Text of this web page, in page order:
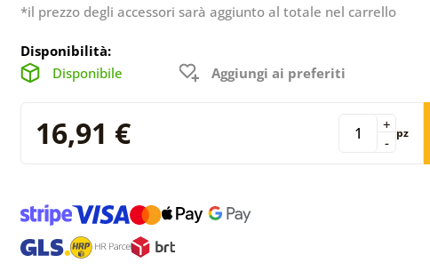
*il prezzo degli accessori sarà aggiunto al totale nel carrello
Disponibilità:
Disponibile
Aggiungi ai preferiti
16,91 € -
+ pz